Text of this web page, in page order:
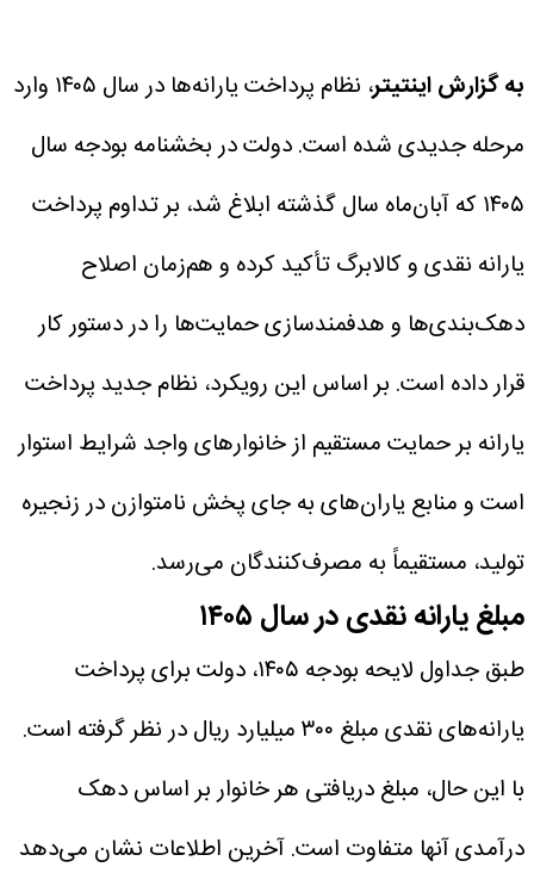
به گزارش اینتیتر
، نظام پرداخت یارانه‌ها در سال ۱۴۰۵ وارد
مرحله جدیدی شده است. دولت در بخشنامه بودجه سال
۱۴۰۵ که آبان‌ماه سال گذشته ابلاغ شد، بر تداوم پرداخت
یارانه نقدی و کالابرگ تأکید کرده و هم‌زمان اصلاح
دهک‌بندی‌ها و هدفمندسازی حمایت‌ها را در دستور کار
قرار داده است. بر اساس این رویکرد، نظام جدید پرداخت
یارانه بر حمایت مستقیم از خانوار‌های واجد شرایط استوار
است و منابع یاران‌های به جای پخش نامتوازن در زنجیره
تولید، مستقیماً به مصرف‌کنندگان می‌رسد.
مبلغ یارانه نقدی در سال ۱۴۰۵
طبق جداول لایحه بودجه ۱۴۰۵، دولت برای پرداخت
یارانه‌های نقدی مبلغ ۳۰۰ میلیارد ریال در نظر گرفته است.
با این حال، مبلغ دریافتی هر خانوار بر اساس دهک
درآمدی آنها متفاوت است. آخرین اطلاعات نشان می‌دهد